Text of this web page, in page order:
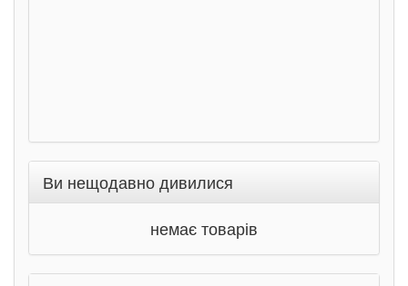
Ви нещодавно дивилися
немає товарів